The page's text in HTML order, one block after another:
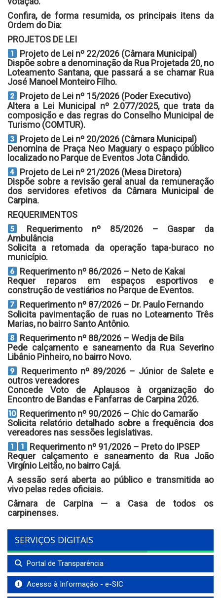
Confira, de forma resumida, os principais itens da
Ordem do Dia:
PROJETOS DE LEI
Projeto de Lei nº 22/2026 (Câmara Municipal)
Dispõe sobre a denominação da Rua Projetada 20, no
Loteamento Santana, que passará a se chamar Rua
José Manoel Monteiro Filho.
Projeto de Lei nº 15/2026 (Poder Executivo)
Altera a Lei Municipal nº 2.077/2025, que trata da
composição e das regras do Conselho Municipal de
Turismo (COMTUR).
Projeto de Lei nº 20/2026 (Câmara Municipal)
Denomina de Praça Neo Maguary o espaço público
localizado no Parque de Eventos Jota Cândido.
Projeto de Lei nº 21/2026 (Mesa Diretora)
Dispõe sobre a revisão geral anual da remuneração
dos servidores efetivos da Câmara Municipal de
Carpina.
REQUERIMENTOS
Requerimento nº 85/2026 – Gaspar da
Ambulância
Solicita a retomada da operação tapa-buraco no
município.
Requerimento nº 86/2026 – Neto de Kakai
Requer reparos em espaços esportivos e
construção de vestiários no Parque de Eventos.
Requerimento nº 87/2026 – Dr. Paulo Fernando
Solicita pavimentação de ruas no Loteamento Três
Marias, no bairro Santo Antônio.
Requerimento nº 88/2026 – Wedja de Bila
Pede calçamento e saneamento da Rua Severino
Libânio Pinheiro, no bairro Novo.
Requerimento nº 89/2026 – Júnior de Salete e
outros vereadores
Concede Voto de Aplausos à organização do
Encontro de Bandas e Fanfarras de Carpina 2026.
Requerimento nº 90/2026 – Chic do Camarão
Solicita relatório detalhado sobre a frequência dos
vereadores nas sessões legislativas.
Requerimento nº 91/2026 – Preto do IPSEP
Requer calçamento e saneamento da Rua João
Virgínio Leitão, no bairro Cajá.
A sessão será aberta ao público e transmitida ao
vivo pelas redes oficiais.
Câmara de Carpina — a Casa de todos os
carpinenses.
SERVIÇOS DIGITAIS
Portal de Transparência
Acesso à Informação - e-SIC